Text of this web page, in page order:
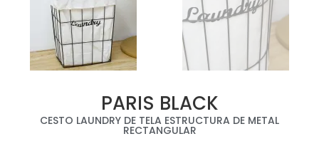
PARIS BLACK
CESTO LAUNDRY DE TELA ESTRUCTURA DE METAL
RECTANGULAR